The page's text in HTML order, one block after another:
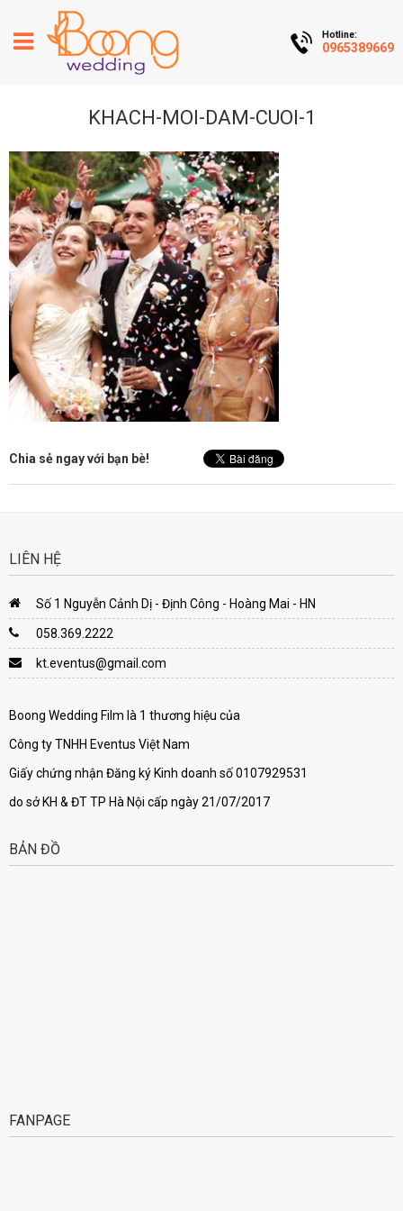
Hotline:
0965389669
KHACH-MOI-DAM-CUOI-1
Chia sẻ ngay với bạn bè!
LIÊN HỆ
Số 1 Nguyễn Cảnh Dị - Định Công - Hoàng Mai - HN
058.369.2222
kt.eventus@gmail.com
Boong Wedding Film là 1 thương hiệu của
Công ty TNHH Eventus Việt Nam
Giấy chứng nhận Đăng ký Kinh doanh số 0107929531
do sở KH & ĐT TP Hà Nội cấp ngày 21/07/2017
BẢN ĐỒ
FANPAGE